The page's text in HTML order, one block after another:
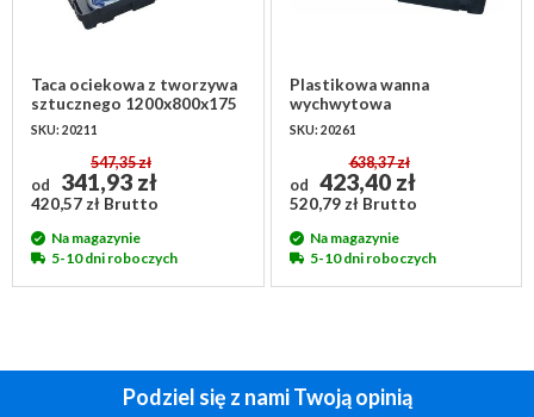
Taca ociekowa z tworzywa
sztucznego 1200x800x175
mm - bez rusztu
SKU: 20211
od
547,35 zł
341,93 zł
420,57 zł Brutto
Na magazynie
5-10 dni roboczych
Plastikowa wanna
wychwytowa
1000x600x175 mm z
SKU: 20261
od
638,37 zł
423,40 zł
520,79 zł Brutto
Na magazynie
5-10 dni roboczych
Podziel się z nami Twoją opinią